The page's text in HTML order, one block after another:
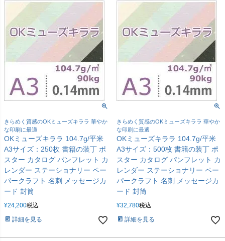
きらめく質感のOKミューズキララ 華やか
な印刷に最適
OKミューズキララ 104.7g/平米
A3サイズ：250枚 書籍の装丁 ポ
スター カタログ パンフレット カ
レンダー ステーショナリー ペー
パークラフト 名刺 メッセージカ
ード 封筒
¥24,200税込
詳細を見る
きらめく質感のOKミューズキララ 華やか
な印刷に最適
OKミューズキララ 104.7g/平米
A3サイズ：500枚 書籍の装丁 ポ
スター カタログ パンフレット カ
レンダー ステーショナリー ペー
パークラフト 名刺 メッセージカ
ード 封筒
¥32,780税込
詳細を見る